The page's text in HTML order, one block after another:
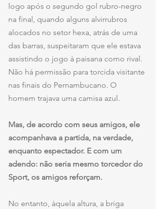
logo após o segundo gol rubro-negro
na final, quando alguns alvirrubros
alocados no setor hexa, atrás de uma
das barras, suspeitaram que ele estava
assistindo o jogo à paisana como rival.
Não há permissão para torcida visitante
nas finais do Pernambucano. O
homem trajava uma camisa azul.
Mas, de acordo com seus amigos, ele
acompanhava a partida, na verdade,
enquanto espectador. E com um
adendo: não seria mesmo torcedor do
Sport, os amigos reforçam.
No entanto, àquela altura, a briga